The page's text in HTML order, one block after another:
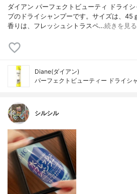
ダイアン パーフェクトビューティ ドライ
プのドライシャンプーです。サイズは、45
香りは、フレッシュシトラスペ…続きを見る
Diane(ダイアン)
パーフェクトビューティー ドライシ
シルシル